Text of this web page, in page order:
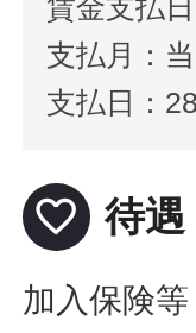
賃金支払
支払月：当
支払日：
favorite_border 待遇
加入保険